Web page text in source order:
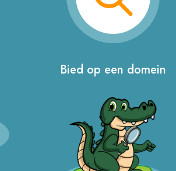
Bied op een domein